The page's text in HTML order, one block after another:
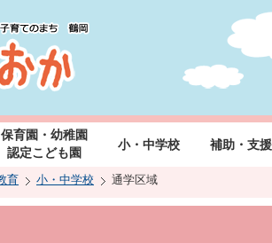
保育園・幼稚園
認定こども園
小・中学校 補助・支
育 小・中学校 通学区域